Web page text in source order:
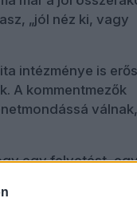
„jól néz ki, vagy
intézménye is
A kommentmezők
egy felvetést,